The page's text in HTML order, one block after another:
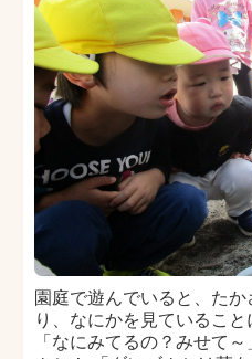
園庭で遊んでいると、た
り、なにかを見ているこ
「なにみてるの？みせて